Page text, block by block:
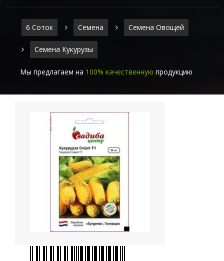
6 Соток Семена Семена Овощей
Семена Кукурузы
Мы предлагаем на 100% качественную продукцию